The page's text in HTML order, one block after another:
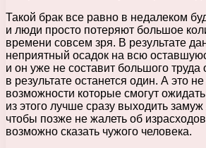
Такой брак все равно в недалеком
и люди просто потеряют большое
времени совсем зря. В результате
неприятный осадок на всю
и он уже не составит большого труда
в результате останется один. А это
возможности которые смогут
из этого лучше сразу выходить
чтобы позже не жалеть об
возможно сказать чужого человека.